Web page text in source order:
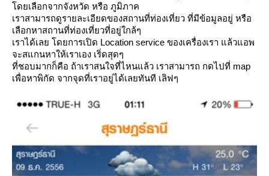
ดยเลือกจากจังหวัด หรือ ภูมิภาค
เราสามารถดูรายละเอียดของสถานที่ท่องเที่ยว ที่มีข้อมูลอยู่ หรือ
เลือกหาสถานที่ท่องเที่ยวที่อยู่ใกล้ๆ
เราได้เลย โดยการเปิด Location service ของเครื่องเรา แล้วแอพ
จะสแกนหาให้เราเอง เริ่ดสุดๆ
ที่ชอบมากก็คือ ถ้าเราสนใจที่ไหนแล้ว เราสามารถ กดไปที่ map
เพื่อหาพิกัด จากจุดที่เราอยู่ได้เลยทันที เลิฟๆ